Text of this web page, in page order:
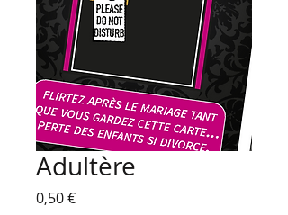
Adultère
0,50 €Prix